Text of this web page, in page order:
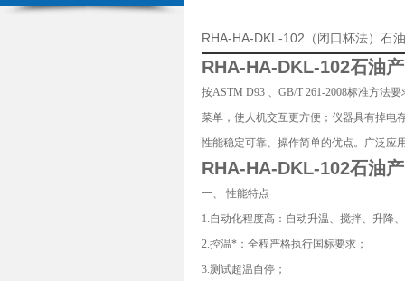
RHA-HA-DKL-102（闭口杯法）石
RHA-HA-DKL-102石油
按ASTM D93 、GB/T 261-2008标准方法
菜单，使人机交互更方便；仪器具有掉电
性能稳定可靠、操作简单的优点。广泛应
RHA-HA-DKL-102石油
一、 性能特点
1.自动化程度高：自动升温、搅拌、升降
2.控温*：全程严格执行国标要求；
3.测试超温自停；